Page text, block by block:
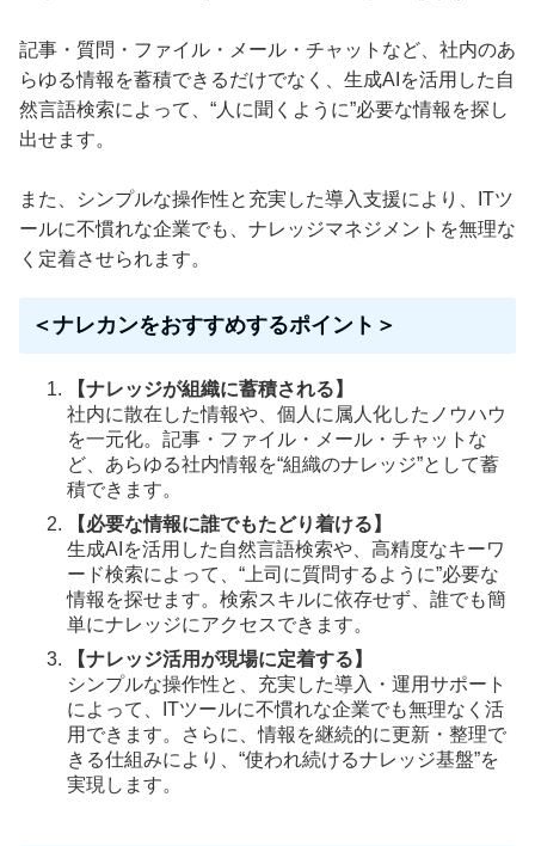
記事・質問・ファイル・メール・チャットなど、社内のあ
らゆる情報を蓄積できるだけでなく、生成AIを活用した自
然言語検索によって、“人に聞くように”必要な情報を探し
出せます。
また、シンプルな操作性と充実した導入支援により、ITツ
ールに不慣れな企業でも、ナレッジマネジメントを無理な
く定着させられます。
＜ナレカンをおすすめするポイント＞
【ナレッジが組織に蓄積される】
社内に散在した情報や、個人に属人化したノウハウ
を一元化。記事・ファイル・メール・チャットな
ど、あらゆる社内情報を“組織のナレッジ”として蓄
積できます。
【必要な情報に誰でもたどり着ける】
生成AIを活用した自然言語検索や、高精度なキーワ
ード検索によって、“上司に質問するように”必要な
情報を探せます。検索スキルに依存せず、誰でも簡
単にナレッジにアクセスできます。
【ナレッジ活用が現場に定着する】
シンプルな操作性と、充実した導入・運用サポート
によって、ITツールに不慣れな企業でも無理なく活
用できます。さらに、情報を継続的に更新・整理で
きる仕組みにより、“使われ続けるナレッジ基盤”を
実現します。